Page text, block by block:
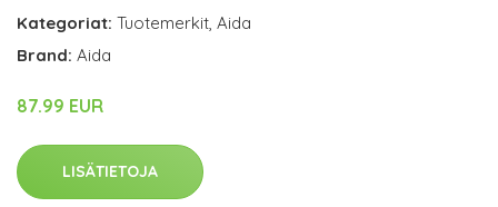
Kategoriat: Tuotemerkit, Aida
Brand: Aida
87.99 EUR
LISÄTIETOJA